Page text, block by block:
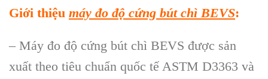
Giới thiệu máy đo độ cứng bút chì BEVS:
– Máy đo độ cứng bút chì BEVS được sản
xuất theo tiêu chuẩn quốc tế ASTM D3363 và